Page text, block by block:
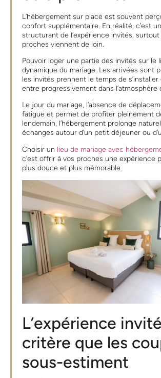
L’hébergement sur place est souvent
confort supplémentaire. En réalité, c’est
structurant de l’expérience invités,
proches viennent de loin.
Pouvoir loger une partie des invités sur le
dynamique du mariage. Les arrivées sont
les invités prennent le temps de
entre progressivement dans l’atmosphère
Le jour du mariage, l’absence de
fatigue et permet de profiter pleinement
lendemain, l’hébergement prolonge
échanges autour d’un petit déjeuner ou
Choisir un lieu de mariage avec
c’est offrir à vos proches une expérience
plus douce et plus mémorable.
L’expérience
critère que les
sous-estiment